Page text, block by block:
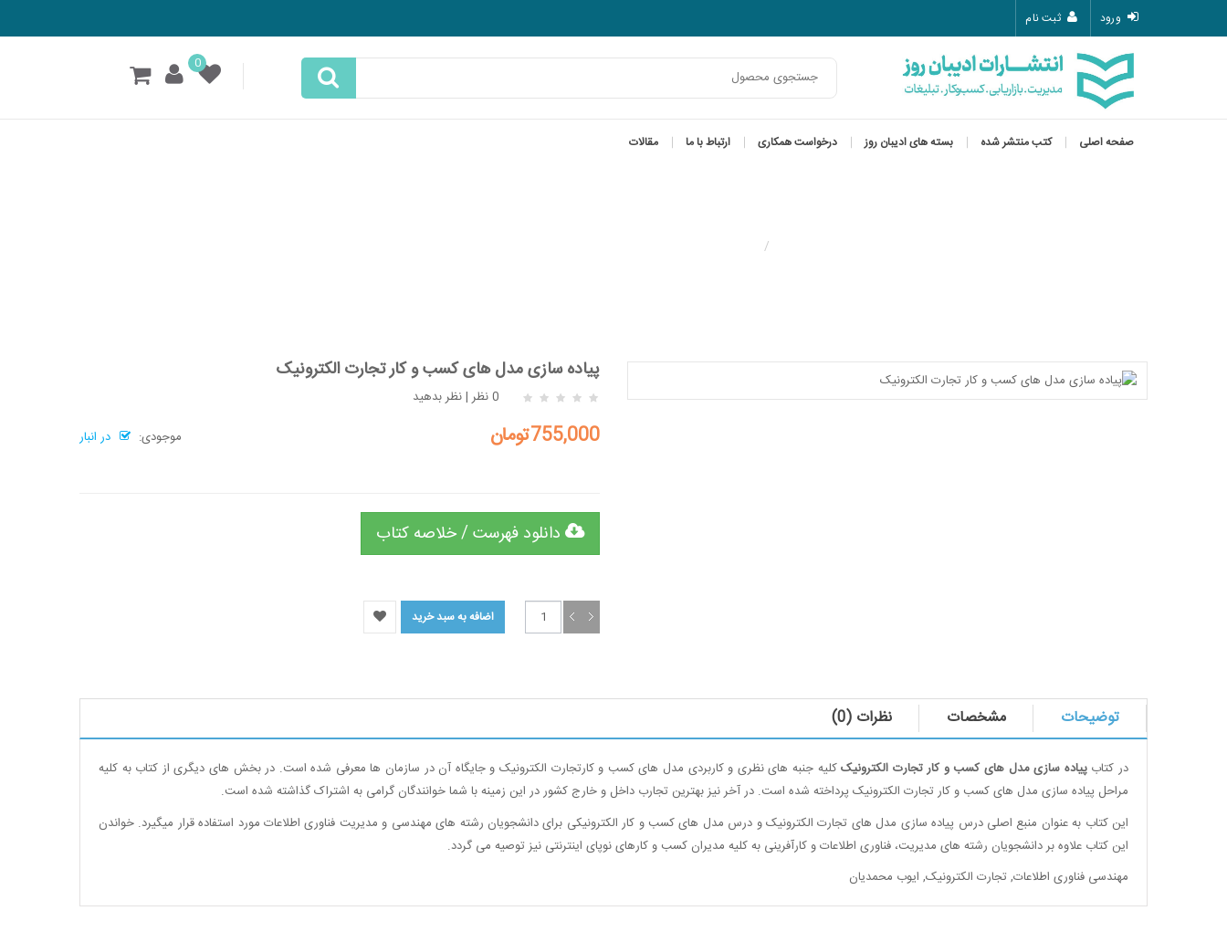
ورود ثبت نام
0
صفحه اصلی کتب منتشر شده بسته های ادیبان روز درخواست همکاری ارتباط با ما مقالات
پیاده سازی مدل های کسب و کار تجارت الکترونیک
0 نظر |نظر بدهید
موجودی:
در انبار 755,000تومان
دانلود فهرست / خلاصه کتاب
توضیحات مشخصات نظرات (0)
در کتابپیاده سازی مدل های کسب و کار تجارت الکترونیککلیه جنبه های نظری و کاربردی مدل های کسب و کارتجارت الکترونیک و جایگاه آن در سازمان ها معرفی شده است. در بخش های دیگری از کتاب به کلیه
مراحل پیاده سازی مدل های کسب و کار تجارت الکترونیک پرداخته شده است. در آخر نیز بهترین تجارب داخل و خارج کشور در این زمینه با شما خوانندگان گرامی به اشتراک گذاشته شده است.
این کتاب به عنوان منبع اصلی درس پیاده سازی مدل های تجارت الکترونیک و درس مدل های کسب و کار الکترونیکی برای دانشجویان رشته های مهندسی و مدیریت فناوری اطلاعات مورد استفاده قرار میگیرد. خواندن
این کتاب علاوه بر دانشجویان رشته های مدیریت، فناوری اطلاعات و کارآفرینی به کلیه مدیران کسب و کارهای نوپای اینترنتی نیز توصیه می گردد.
مهندسی فناوری اطلاعات, تجارت الکترونیک, ایوب محمدیان